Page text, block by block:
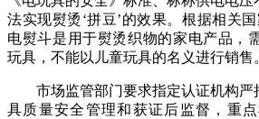
法实现熨烫‘拼豆’的效果。根据相关
电熨斗是用于熨烫织物的家电产品，
玩具，不能以儿童玩具的名义进行销售
市场监管部门要求指定认证机构严
具质量安全管理和获证后监督，重